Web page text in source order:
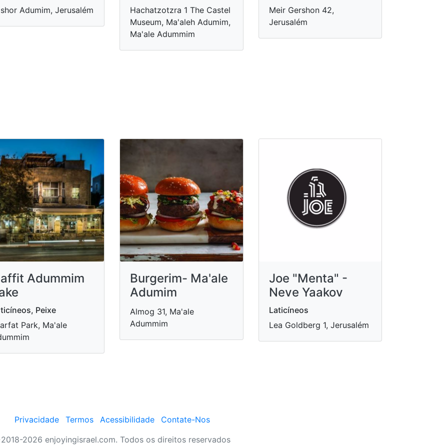
Adumim, Jerusalém
Hachatzotzra 1 The Castel
Museum, Ma'aleh Adumim,
Ma'ale Adummim
Meir Gershon 42,
Jerusalém
Adummim
Peixe
Park, Ma'ale
Burgerim- Ma'ale
Adumim
Almog 31, Ma'ale
Adummim
Joe "Menta" -
Neve Yaakov
Laticíneos
Lea Goldberg 1, Jerusalém
Privacidade Termos Acessibilidade
Contate-Nos
2026 enjoyingisrael.com. Todos os direitos reservados